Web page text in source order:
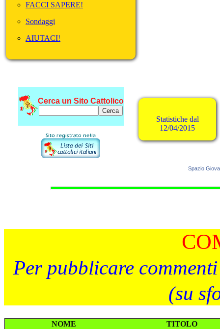
FACCI SAPERE!
Sondaggi
AIUTACI!
Cerca un Sito Cattolico
Statistiche dal
12/04/2015
Spazio
Per pubblicare
(su
NOME TITOLO